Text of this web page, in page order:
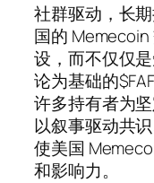
社群驱动，长
国的
设，而不仅仅
论为基础的
许多持有者为
以叙事驱动共
使美国
和影响力。